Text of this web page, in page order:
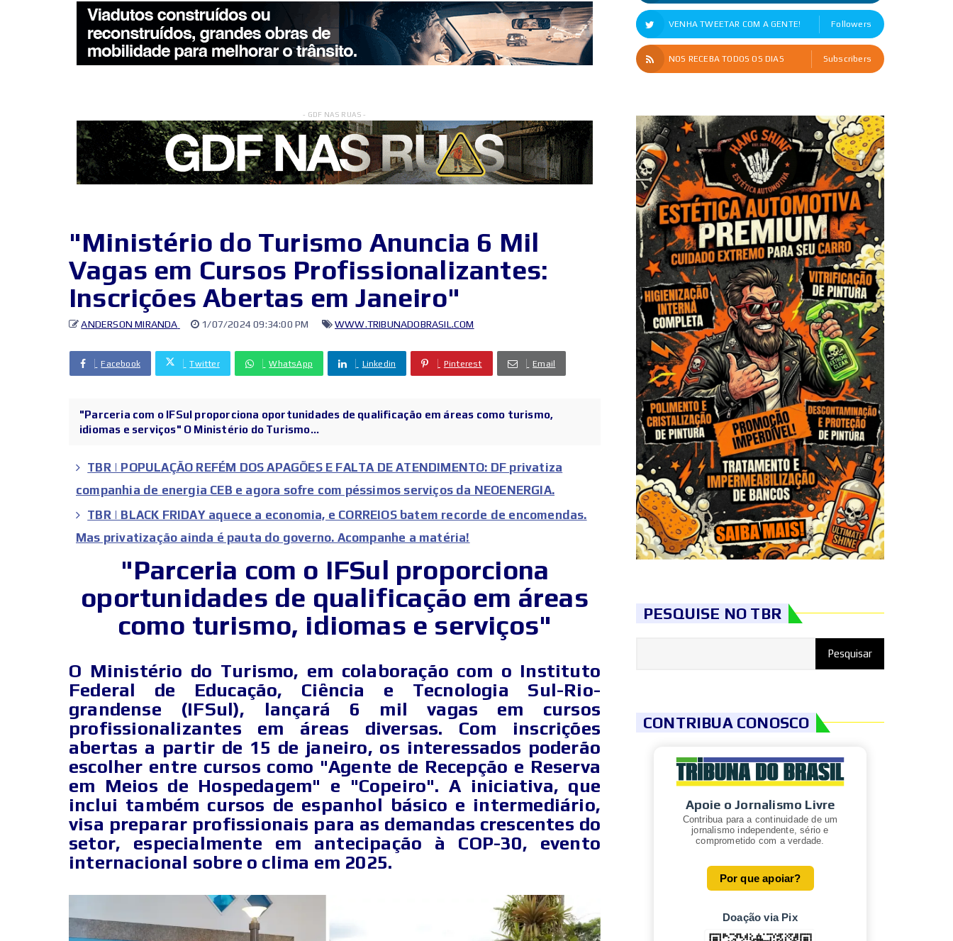
- GDF NAS RUAS -
"Ministério do Turismo Anuncia 6 Mil
Vagas em Cursos Profissionalizantes:
Inscrições Abertas em Janeiro"
ANDERSON MIRANDA 1/07/2024 09:34:00 PM WWW.TRIBUNADOBRASIL.COM
Facebook Twitter WhatsApp Linkedin Pinterest Email
"Parceria com o IFSul proporciona oportunidades de qualificação em áreas como turismo,
idiomas e serviços" O Ministério do Turismo...
TBR | POPULAÇÃO REFÉM DOS APAGÕES E FALTA DE ATENDIMENTO: DF privatiza
companhia de energia CEB e agora sofre com péssimos serviços da NEOENERGIA.
TBR | BLACK FRIDAY aquece a economia, e CORREIOS batem recorde de encomendas.
Mas privatização ainda é pauta do governo. Acompanhe a matéria!
"Parceria com o IFSul proporciona
oportunidades de qualificação em áreas
como turismo, idiomas e serviços"
O Ministério do Turismo, em colaboração com o Instituto
Federal de Educação, Ciência e Tecnologia Sul-Rio-
grandense (IFSul), lançará 6 mil vagas em cursos
profissionalizantes em áreas diversas. Com inscrições
abertas a partir de 15 de janeiro, os interessados poderão
escolher entre cursos como "Agente de Recepção e Reserva
em Meios de Hospedagem" e "Copeiro". A iniciativa, que
inclui também cursos de espanhol básico e intermediário,
visa preparar profissionais para as demandas crescentes do
setor, especialmente em antecipação à COP-30, evento
internacional sobre o clima em 2025.
VENHA TWEETAR COM A GENTE! Followers
NOS RECEBA TODOS OS DIAS Subscribers
PESQUISE NO TBR
CONTRIBUA CONOSCO
Apoie o Jornalismo Livre
Contribua para a continuidade de um
jornalismo independente, sério e
comprometido com a verdade.
Por que apoiar?
Doação via Pix